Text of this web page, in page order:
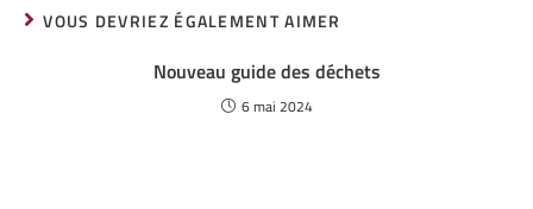
VOUS DEVRIEZ ÉGALEMENT AIMER
Nouveau guide des déchets
6 mai 2024